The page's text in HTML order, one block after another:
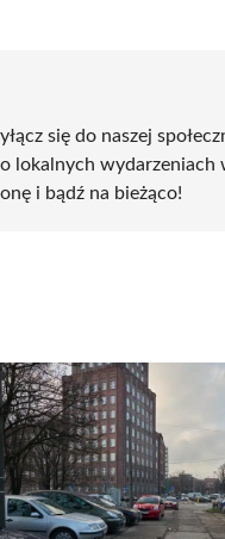
się do naszej
lokalnych wydarzeniach
i bądź na bieżąco!